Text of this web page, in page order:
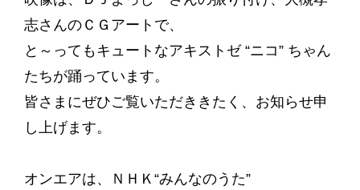
志さんのＣＧアートで、
と～ってもキュートなアキストゼ “ニコ” ちゃん
たちが踊っています。
皆さまにぜひご覧いただききたく、お知らせ申
し上げます。
オンエアは、ＮＨＫ“みんなのうた”